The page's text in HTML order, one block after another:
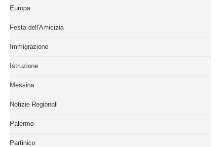
Europa
Festa dell'Amicizia
Immigrazione
Istruzione
Messina
Notizie Regionali
Palermo
Partinico